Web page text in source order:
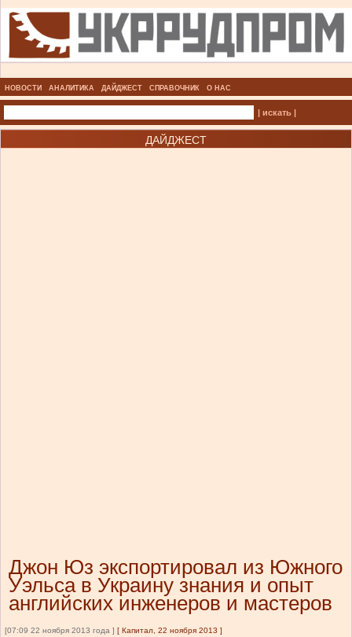
НОВОСТИ АНАЛИТИКА ДАЙДЖЕСТ СПРАВОЧНИК О НАС
| искать |
ДАЙДЖЕСТ
Джон Юз экcпортировал из Южного
Уэльса в Украину знания и опыт
английских инженеров и мастеров
[07:09 22 ноября 2013 года ] [ Капитал, 22 ноября 2013 ]